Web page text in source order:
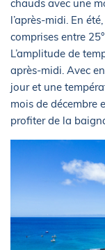
chauds avec une
l’après-midi. En
comprises entre
L’amplitude de
après-midi. Avec
jour et une
mois de décembre
profiter de la